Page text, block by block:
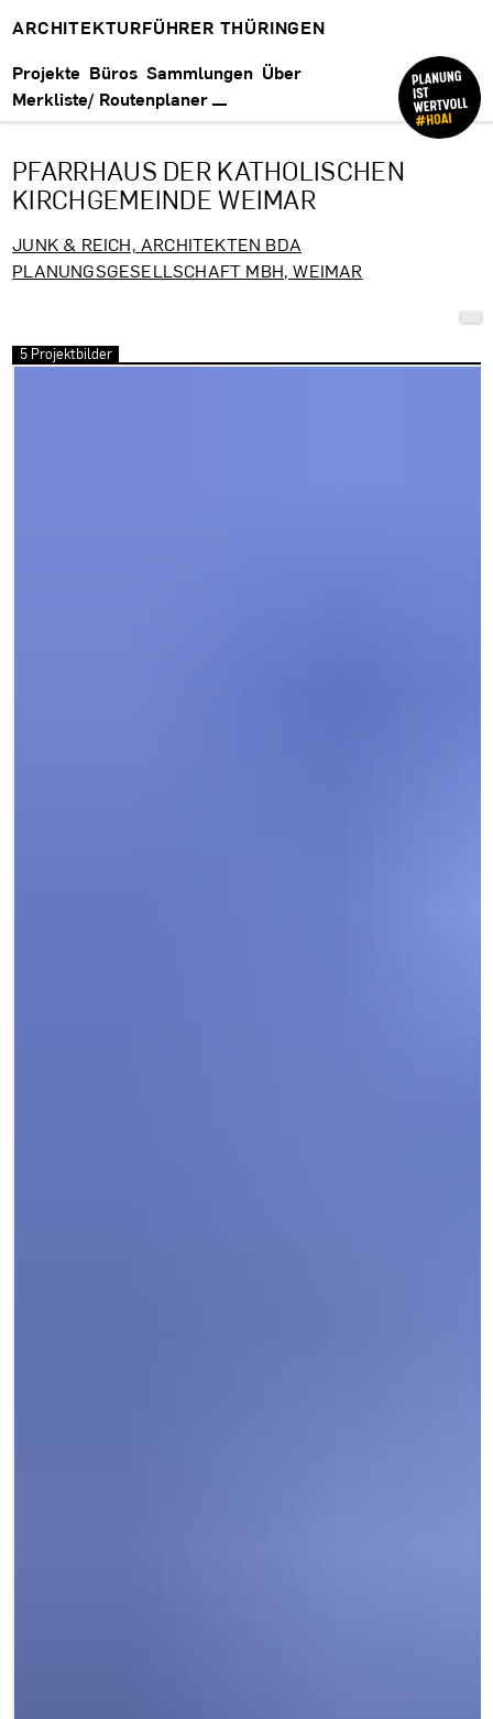
ARCHITEKTURFÜHRER THÜRINGEN
Projekte Büros Sammlungen Über
Merkliste/ Routenplaner
PFARRHAUS DER KATHOLISCHEN
KIRCHGEMEINDE WEIMAR
JUNK & REICH, ARCHITEKTEN BDA
PLANUNGSGESELLSCHAFT MBH, WEIMAR
5 Projektbilder
Bilder überspringen